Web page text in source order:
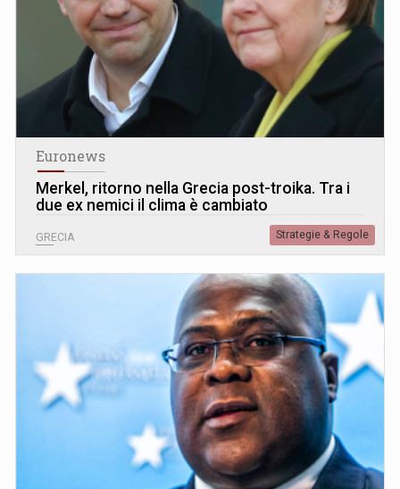
Euronews
Merkel, ritorno nella Grecia post-troika. Tra i
due ex nemici il clima è cambiato
GRECIA Strategie & Regole